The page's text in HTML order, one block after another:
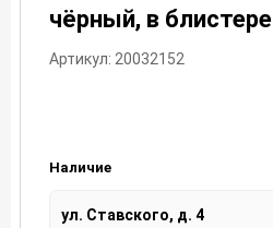
чёрный, в блистере
Артикул: 20032152
Наличие
ул. Ставского, д. 4